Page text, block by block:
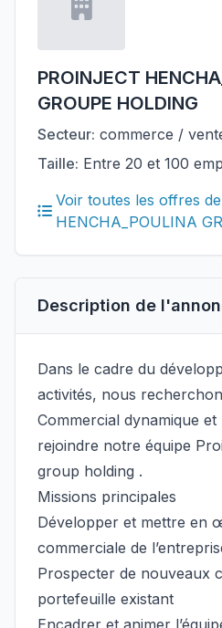
PROINJECT
GROUPE HOLDING
Secteur: commerce /
Taille: Entre 20 et 100
Voir toutes les offres
HENCHA_POULINA
Description de
Dans le cadre du
activités, nous
Commercial dynamique
rejoindre notre équipe
group holding .
Missions principales
Développer et mettre en
commerciale de
Prospecter de nouveaux
portefeuille existant
Encadrer et animer